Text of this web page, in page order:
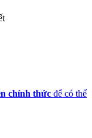
chính thức để có thể